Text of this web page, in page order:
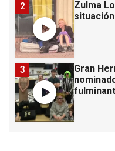
Zulma
2
Gran
3